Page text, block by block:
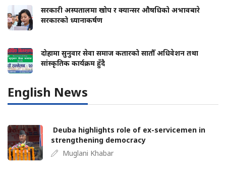
सरकारी अस्पतालमा खोप र क्यान्सर औषधिको अभावबारे
सरकारको ध्यानाकर्षण
दोहामा सुनुवार सेवा समाज कतारको सातौँ अधिवेशन तथा
सांस्कृतिक कार्यक्रम हुँदै
English News
Deuba highlights role of ex-servicemen in
strengthening democracy
Muglani Khabar